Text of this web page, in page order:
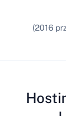
(2016